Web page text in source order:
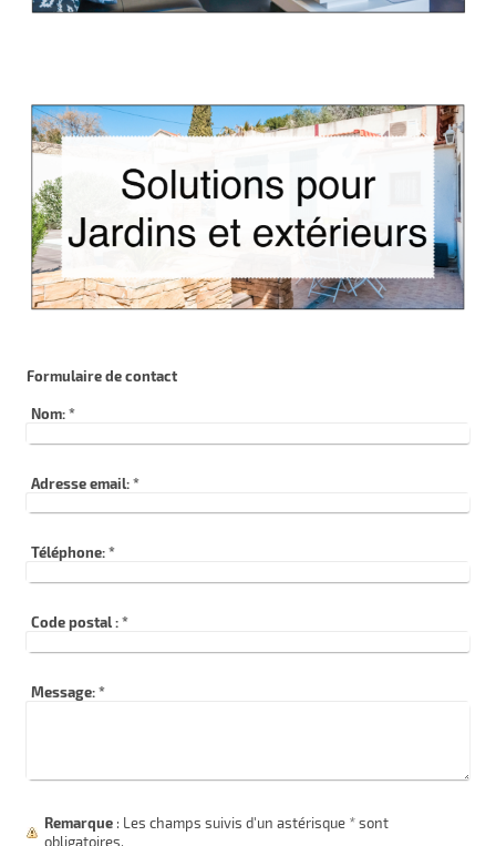
Formulaire de contact
Nom: *
Adresse email: *
Téléphone: *
Code postal : *
Message: *
Remarque : Les champs suivis d'un astérisque *sont
obligatoires.